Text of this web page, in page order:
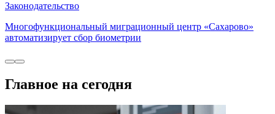
Законодательство
Многофункциональный миграционный центр «Сахарово»
автоматизирует сбор биометрии
Главное на сегодня